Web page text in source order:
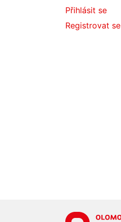
Přihlásit se
Registrovat se